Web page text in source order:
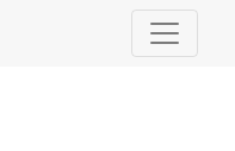
The Co-Production of